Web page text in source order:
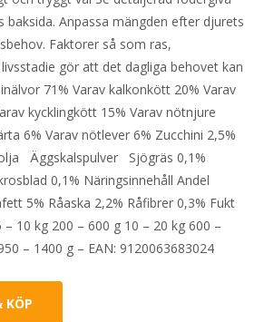
baksida. Anpassa mängden efter djurets
Faktorer så som ras,
gör att det dagliga behovet kan
71% Varav kalkonkött 20% Varav
kycklingkött 15% Varav nötnjure
6% Varav nötlever 6% Zucchini 2,5%
Äggskalspulver Sjögräs 0,1%
0,1% Näringsinnehåll Andel
5% Råaska 2,2% Råfibrer 0,3% Fukt
– 10 kg 200 – 600 g 10 – 20 kg 600 –
– 1400 g – EAN: 9120063683024
KÖP